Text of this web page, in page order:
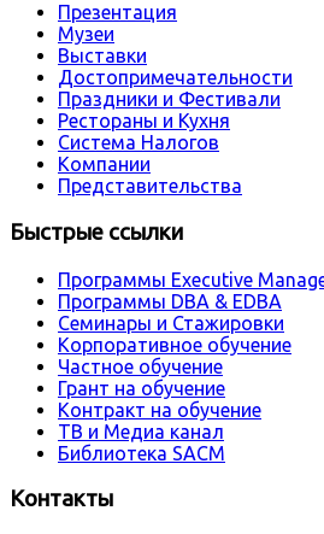
Презентация
Музеи
Выставки
Достопримечательности
Праздники и Фестивали
Рестораны и Кухня
Система Налогов
Компании
Представительства
Быстрые ссылки
Программы Executive
Программы DBA & EDBA
Семинары и Стажировки
Корпоративное обучение
Частное обучение
Грант на обучение
Контракт на обучение
ТВ и Медиа канал
Библиотека SACM
Контакты